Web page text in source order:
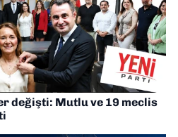
değişti: Mutlu ve 19 meclis